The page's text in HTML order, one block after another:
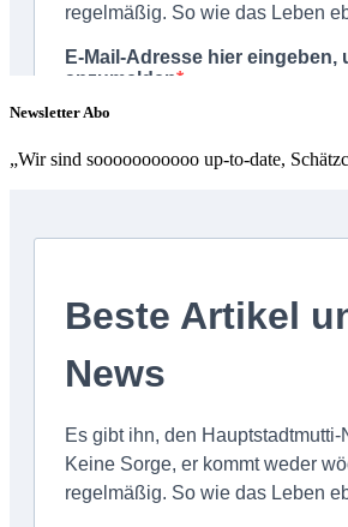
Newsletter Abo
„Wir sind sooooooooooo up-to-date,